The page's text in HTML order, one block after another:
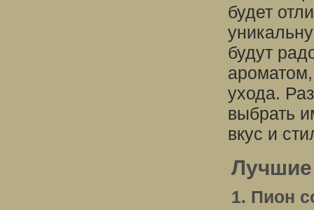
будет
будут
ухода.
выбрать
вкус и
Лучшие
1. Пион